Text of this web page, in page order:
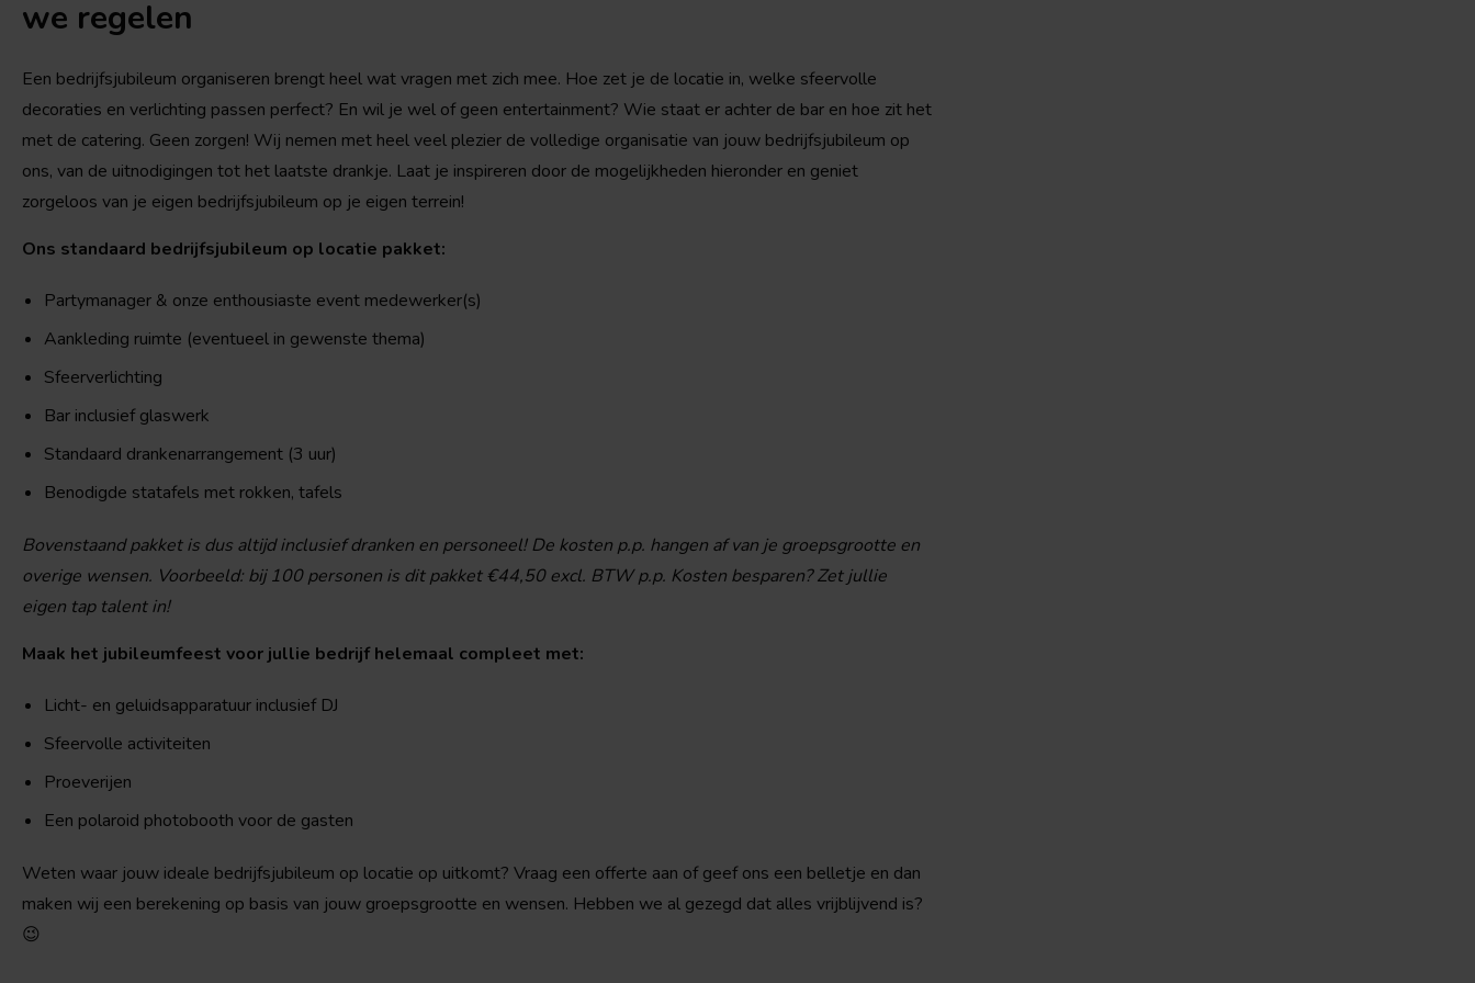
we regelen
Een bedrijfsjubileum organiseren brengt heel wat vragen met zich mee. Hoe zet je de locatie in, welke sfeervolle
decoraties en verlichting passen perfect? En wil je wel of geen entertainment? Wie staat er achter de bar en hoe zit het
met de catering. Geen zorgen! Wij nemen met heel veel plezier de volledige organisatie van jouw bedrijfsjubileum op
ons, van de uitnodigingen tot het laatste drankje. Laat je inspireren door de mogelijkheden hieronder en geniet
zorgeloos van je eigen bedrijfsjubileum op je eigen terrein!
Ons standaard bedrijfsjubileum op locatie pakket:
Partymanager & onze enthousiaste event medewerker(s)
Aankleding ruimte (eventueel in gewenste thema)
Sfeerverlichting
Bar inclusief glaswerk
Standaard drankenarrangement (3 uur)
Benodigde statafels met rokken, tafels
Bovenstaand pakket is dus altijd inclusief dranken en personeel! De kosten p.p. hangen af van je groepsgrootte en
overige wensen. Voorbeeld: bij 100 personen is dit pakket €44,50 excl. BTW p.p. Kosten besparen? Zet jullie
eigen tap talent in!
Maak het jubileumfeest voor jullie bedrijf helemaal compleet met:
Licht- en geluidsapparatuur inclusief DJ
Sfeervolle activiteiten
Proeverijen
Een polaroid photobooth voor de gasten
Weten waar jouw ideale bedrijfsjubileum op locatie op uitkomt? Vraag een offerte aan of geef ons een belletje en dan
maken wij een berekening op basis van jouw groepsgrootte en wensen. Hebben we al gezegd dat alles vrijblijvend is?
😉